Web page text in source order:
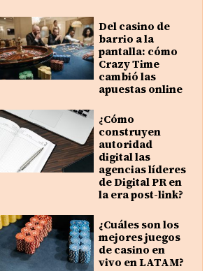
Del casino de
barrio a la
pantalla: cómo
Crazy Time
cambió las
apuestas online
¿Cómo
construyen
autoridad
digital las
agencias líderes
de Digital PR en
la era post-link?
¿Cuáles son los
mejores juegos
de casino en
vivo en LATAM?